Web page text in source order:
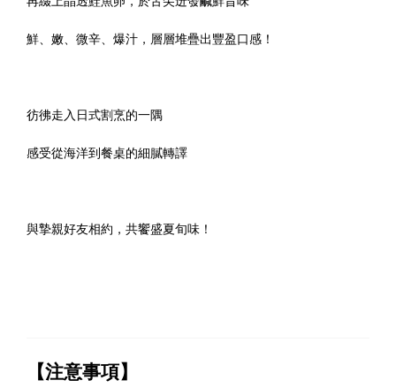
鮮、嫩、微辛、爆汁，層層堆疊出豐盈口感！
彷彿走入日式割烹的一隅
感受從海洋到餐桌的細膩轉譯
與摯親好友相約，共饗盛夏旬味！
【注意事項】